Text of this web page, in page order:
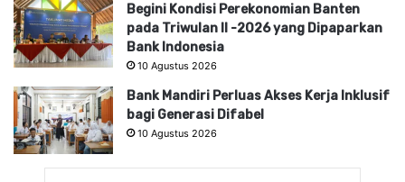
Begini Kondisi Perekonomian Banten
pada Triwulan II -2026 yang Dipaparkan
Bank Indonesia
10 Agustus 2026
Bank Mandiri Perluas Akses Kerja Inklusif
bagi Generasi Difabel
10 Agustus 2026